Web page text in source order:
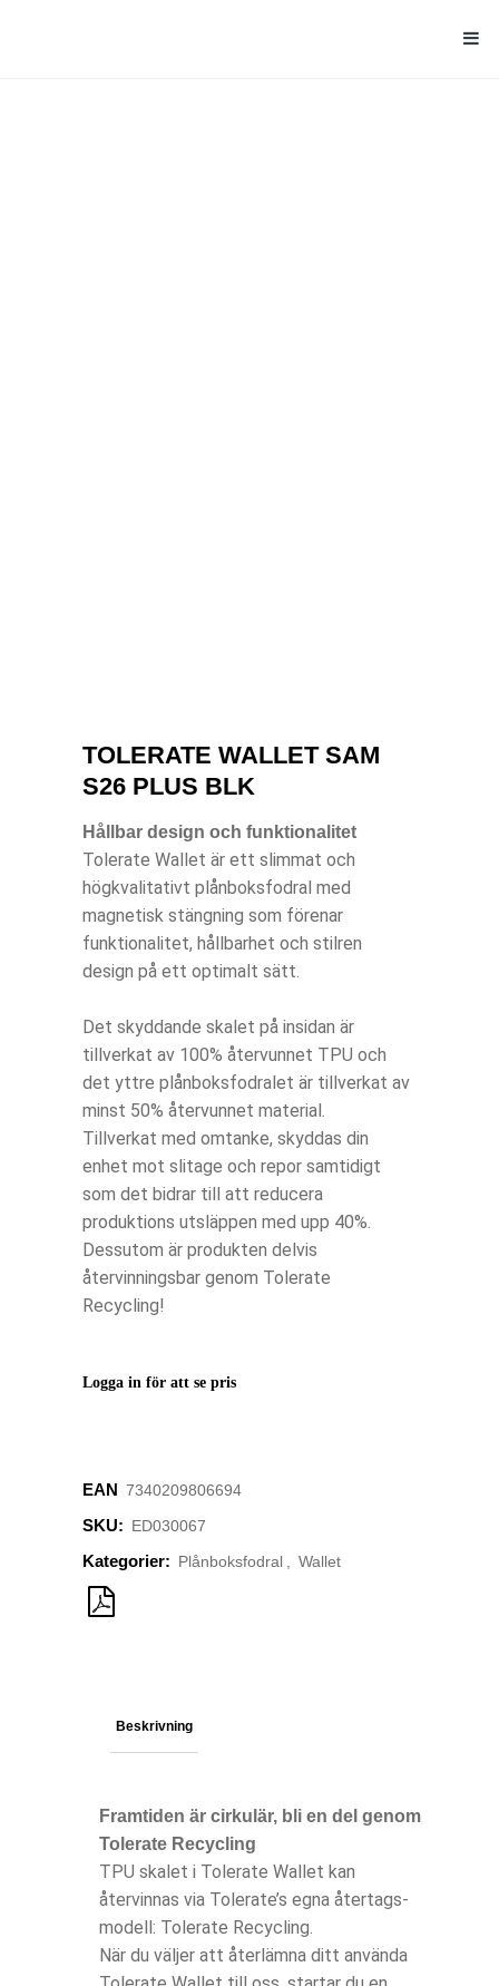
TOLERATE WALLET SAM
S26 PLUS BLK
Hållbar design och funktionalitet
Tolerate Wallet är ett slimmat och
högkvalitativt plånboksfodral med
magnetisk stängning som förenar
funktionalitet, hållbarhet och stilren
design på ett optimalt sätt.
Det skyddande skalet på insidan är
tillverkat av 100% återvunnet TPU och
det yttre plånboksfodralet är tillverkat av
minst 50% återvunnet material.
Tillverkat med omtanke, skyddas din
enhet mot slitage och repor samtidigt
som det bidrar till att reducera
produktions utsläppen med upp 40%.
Dessutom är produkten delvis
återvinningsbar genom Tolerate
Recycling!
Logga in för att se pris
EAN ‌‌‌7340209806694
SKU: ED030067
Kategorier: Plånboksfodral , Wallet
Beskrivning
Framtiden är cirkulär, bli en del genom
Tolerate Recycling
TPU skalet i Tolerate Wallet kan
återvinnas via Tolerate’s egna återtags-
modell: Tolerate Recycling.
När du väljer att återlämna ditt använda